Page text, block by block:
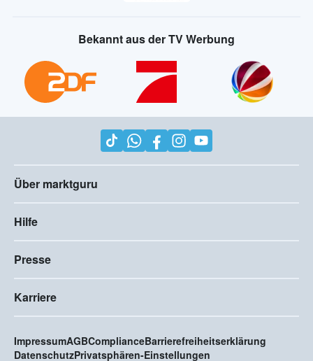
Bekannt aus der TV Werbung
Über marktguru
Hilfe
Presse
Karriere
ImpressumAGBComplianceBarrierefreiheitserklärung
DatenschutzPrivatsphären-Einstellungen